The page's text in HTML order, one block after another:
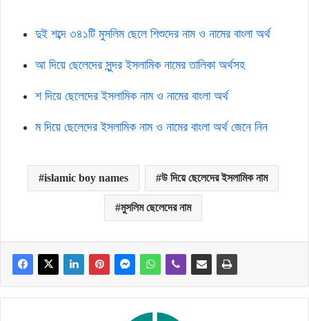
দুই শব্দে ৩৪১টি মুসলিম ছেলে শিশুদের নাম ও নামের বাংলা অর্থ
আ দিয়ে ছেলেদের সুন্দর ইসলামিক নামের তালিকা অর্থসহ
শ দিয়ে ছেলেদের ইসলামিক নাম ও নামের বাংলা অর্থ
ম দিয়ে ছেলেদের ইসলামিক নাম ও নামের বাংলা অর্থ জেনে নিন
islamic boy names উ দিয়ে ছেলেদের ইসলামিক নাম
মুসলিম ছেলেদের নাম